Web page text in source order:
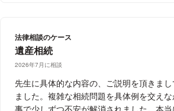
法律相談のケース
遺産相続
2026年7月に相談
先生に具体的な内容の、ご説明を頂きま
ました。複雑な相続問題を具体例を交え
事で少しずつ不安が解消されました。本